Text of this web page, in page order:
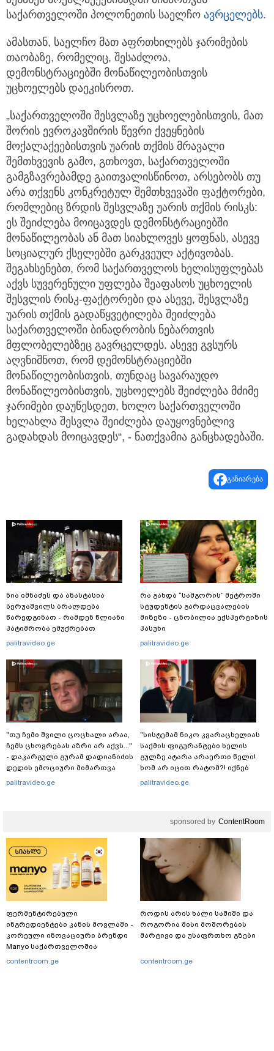
შესახებ მოქალაქეებისადმი მიმართვას
საქართველოში პოლონეთის საელჩო
ავრცელებს.
ამასთან, საელჩო მათ აფრთხილებს ჯარიმების
თაობაზე, რომელიც, შესაძლოა,
დემონსტრაციებში მონაწილეობისთვის
უცხოელებს დაეკისროთ.
„საქართველოში შესვლაზე უცხოელებისთვის, მათ
შორის ევროკავშირის წევრი ქვეყნების
მოქალაქეებისთვის უარის თქმის მრავალი
შემთხვევის გამო, გთხოვთ, საქართველოში
გამგზავრებამდე გაითვალისწინოთ, არსებობს თუ
არა თქვენს კონკრეტულ შემთხვევაში ფაქტორები,
რომლებიც ზრდის შესვლაზე უარის თქმის რისკს:
ეს შეიძლება მოიცავდეს დემონსტრაციებში
მონაწილეობას ან მათ სიახლოვეს ყოფნას, ასევე
სოციალურ ქსელებში გარკვეულ აქტივობას.
შეგახსენებთ, რომ საქართველოს ხელისუფლებას
აქვს სუვერენული უფლება შეაფასოს უცხოელის
შესვლის რისკ-ფაქტორები და ასევე, შესვლაზე
უარის თქმის გადაწყვეტილება შეიძლება
საქართველოში ბინადრობის ნებართვის
მფლობელებზეც გავრცელდეს. ასევე გვსურს
აღვნიშნოთ, რომ დემონსტრაციებში
მონაწილეობისთვის, თუნდაც სავარაუდო
მონაწილეობისთვის, უცხოელებს შეიძლება მძიმე
ჯარიმები დაუწესდეთ, ხოლო საქართველოში
ხელახლა შესვლა შეიძლება დაუყოვნებლივ
გადახდას მოიცავდეს“, - ნათქვამია განცხადებაში.
გაზიარება
ნია იმნაძეს და ანასტასია
ბერუაშვილს ბრალდება
წარედგინათ - რამდენ წლიანი
არასრულწლოვნებს?
"თუ ჩემი შვილი ცოცხალი არაა,
ჩემს ცხოვრებას აზრი არ აქვს..."
- დაკარგული გურამ დადიანიძის
რა გახდა “სამგორის” მეტროში
სტუდენტის გარდაცვალების
მიზეზი - ცნობილია ექსპერტიზის
"სისტემამ ნიკო კვარაცხელიას
საქმის ფიგურანტები ხელის
გულზე ატარა არაერთი წელი!
იმიტომ რომ თავად
განცხადებას ავრცელებს
ფერმენტირებული
ინგრედიენტები კანის მოვლაში -
კორეული ინოვაციური ბრენდი
როდის არის ხალი საშიში და
როგორია მისი მოშორების